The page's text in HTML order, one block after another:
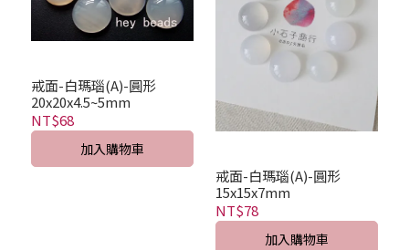
戒面-白瑪瑙(A)-圓形
20x20x4.5~5mm
NT$68
加入購物車
戒面-白瑪瑙(A)-圓形
15x15x7mm
NT$78
加入購物車